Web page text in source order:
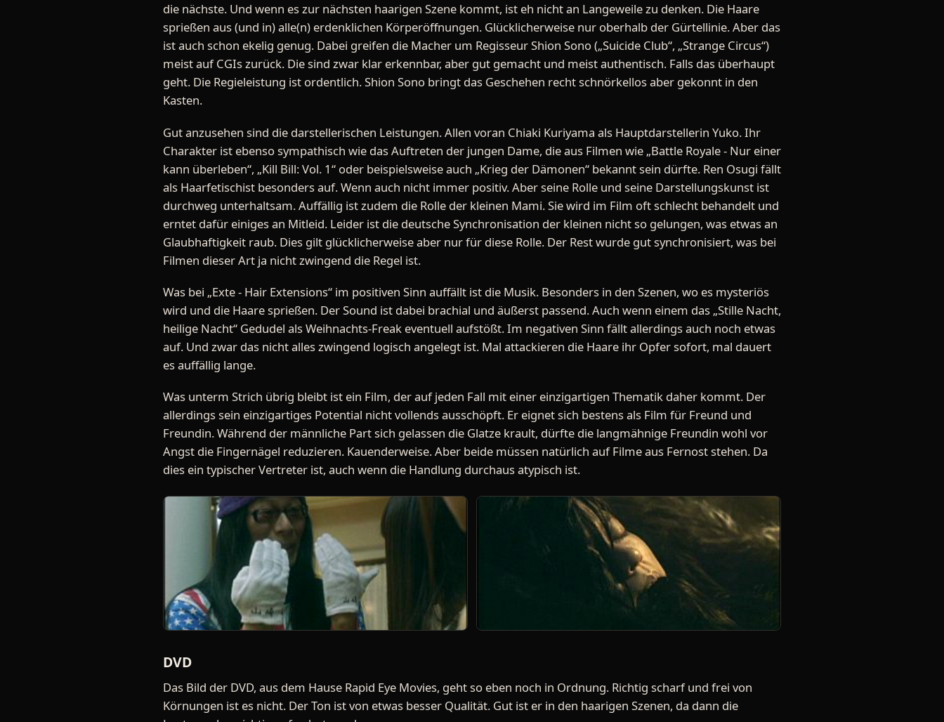
die nächste. Und wenn es zur nächsten haarigen Szene kommt, ist eh nicht an Langeweile zu denken. Die Haare
sprießen aus (und in) alle(n) erdenklichen Körperöffnungen. Glücklicherweise nur oberhalb der Gürtellinie. Aber das
ist auch schon ekelig genug. Dabei greifen die Macher um Regisseur Shion Sono („Suicide Club“, „Strange Circus“)
meist auf CGIs zurück. Die sind zwar klar erkennbar, aber gut gemacht und meist authentisch. Falls das überhaupt
geht. Die Regieleistung ist ordentlich. Shion Sono bringt das Geschehen recht schnörkellos aber gekonnt in den
Kasten.
Gut anzusehen sind die darstellerischen Leistungen. Allen voran Chiaki Kuriyama als Hauptdarstellerin Yuko. Ihr
Charakter ist ebenso sympathisch wie das Auftreten der jungen Dame, die aus Filmen wie „Battle Royale - Nur einer
kann überleben“, „Kill Bill: Vol. 1“ oder beispielsweise auch „Krieg der Dämonen“ bekannt sein dürfte. Ren Osugi fällt
als Haarfetischist besonders auf. Wenn auch nicht immer positiv. Aber seine Rolle und seine Darstellungskunst ist
durchweg unterhaltsam. Auffällig ist zudem die Rolle der kleinen Mami. Sie wird im Film oft schlecht behandelt und
erntet dafür einiges an Mitleid. Leider ist die deutsche Synchronisation der kleinen nicht so gelungen, was etwas an
Glaubhaftigkeit raub. Dies gilt glücklicherweise aber nur für diese Rolle. Der Rest wurde gut synchronisiert, was bei
Filmen dieser Art ja nicht zwingend die Regel ist.
Was bei „Exte - Hair Extensions“ im positiven Sinn auffällt ist die Musik. Besonders in den Szenen, wo es mysteriös
wird und die Haare sprießen. Der Sound ist dabei brachial und äußerst passend. Auch wenn einem das „Stille Nacht,
heilige Nacht“ Gedudel als Weihnachts-Freak eventuell aufstößt. Im negativen Sinn fällt allerdings auch noch etwas
auf. Und zwar das nicht alles zwingend logisch angelegt ist. Mal attackieren die Haare ihr Opfer sofort, mal dauert
es auffällig lange.
Was unterm Strich übrig bleibt ist ein Film, der auf jeden Fall mit einer einzigartigen Thematik daher kommt. Der
allerdings sein einzigartiges Potential nicht vollends ausschöpft. Er eignet sich bestens als Film für Freund und
Freundin. Während der männliche Part sich gelassen die Glatze krault, dürfte die langmähnige Freundin wohl vor
Angst die Fingernägel reduzieren. Kauenderweise. Aber beide müssen natürlich auf Filme aus Fernost stehen. Da
dies ein typischer Vertreter ist, auch wenn die Handlung durchaus atypisch ist.
DVD
Das Bild der DVD, aus dem Hause Rapid Eye Movies, geht so eben noch in Ordnung. Richtig scharf und frei von
Körnungen ist es nicht. Der Ton ist von etwas besser Qualität. Gut ist er in den haarigen Szenen, da dann die